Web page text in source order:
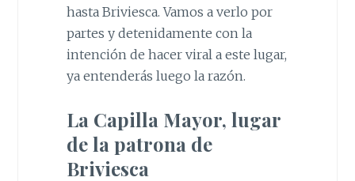
hasta Briviesca. Vamos a verlo por
partes y detenidamente con la
intención de hacer viral a este lugar,
ya entenderás luego la razón.
La Capilla Mayor, lugar
de la patrona de
Briviesca